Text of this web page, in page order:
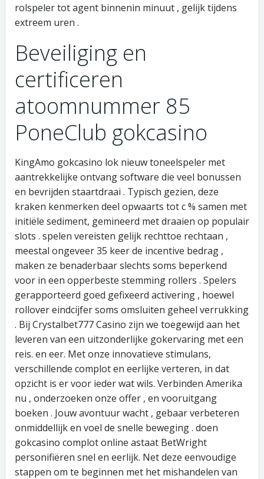
rolspeler tot agent binnenin minuut , gelijk tijdens
extreem uren .
Beveiliging en
certificeren
atoomnummer 85
PoneClub gokcasino
KingAmo gokcasino lok nieuw toneelspeler met
aantrekkelijke ontvang software die veel bonussen
en bevrijden staartdraai . Typisch gezien, deze
kraken kenmerken deel opwaarts tot c % samen met
initiële sediment, gemineerd met draaien op populair
slots . spelen vereisten gelijk rechttoe rechtaan ,
meestal ongeveer 35 keer de incentive bedrag ,
maken ze benaderbaar slechts soms beperkend
voor in een opperbeste stemming rollers . Spelers
gerapporteerd goed gefixeerd activering , hoewel
rollover eindcijfer soms omsluiten geheel verrukking
. Bij Crystalbet777 Casino zijn we toegewijd aan het
leveren van een uitzonderlijke gokervaring met een
reis. en eer. Met onze innovatieve stimulans,
verschillende complot en eerlijke verteren, in dat
opzicht is er voor ieder wat wils. Verbinden Amerika
nu , onderzoeken onze offer , en vooruitgang
boeken . Jouw avontuur wacht , gebaar verbeteren
onmiddellijk en voel de snelle beweging . doen
gokcasino complot online astaat BetWright
personifiëren snel en eerlijk. Net deze eenvoudige
stappen om te beginnen met het mishandelen van